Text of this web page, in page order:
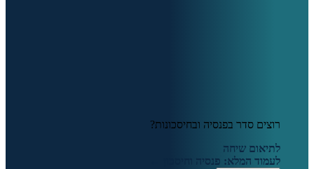
רוצים סדר בפנסיה ובחיסכונות?
לתיאום שיחה
לעמוד המלא: פנסיה וחיסכון ←